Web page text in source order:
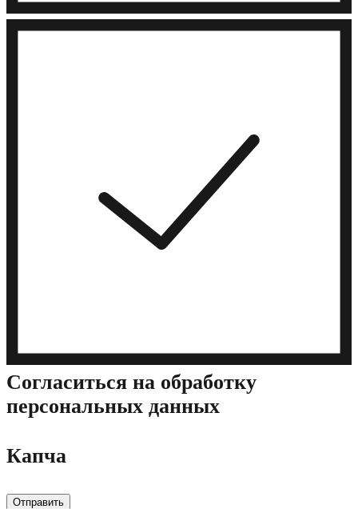
Cогласиться на обработку
персональных данных
Капча
Отправить